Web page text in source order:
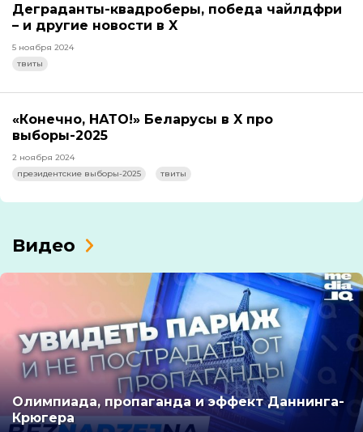
Деграданты-квадроберы, победа чайлдфри
– и другие новости в X
5 ноября 2024
твиты
«Конечно, НАТО!» Беларусы в X про
выборы-2025
2 ноября 2024
президентские выборы-2025
твиты
Видео
Олимпиада, пропаганда и эффект Даннинга-
Крюгера